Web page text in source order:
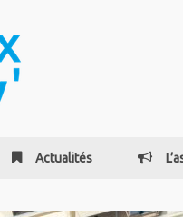
Actualités